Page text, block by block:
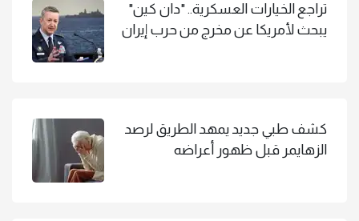
تراجع الخيارات العسكرية.. "دان كين"
يبحث لأمريكا عن مخرج من حرب إيران
كشف طبي جديد يمهد الطريق لرصد
الزهايمر قبل ظهور أعراضه